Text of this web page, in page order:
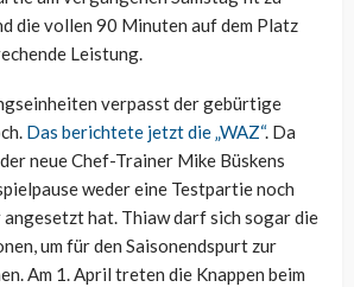
die vollen 90 Minuten auf dem Platz
Leistung.
verpasst der gebürtige
Das berichtete jetzt die „WAZ“. Da
neue Chef-Trainer Mike Büskens
weder eine Testpartie noch
hat. Thiaw darf sich sogar die
um für den Saisonendspurt zur
Am 1. April treten die Knappen beim